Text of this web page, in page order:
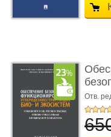
...
Отв.